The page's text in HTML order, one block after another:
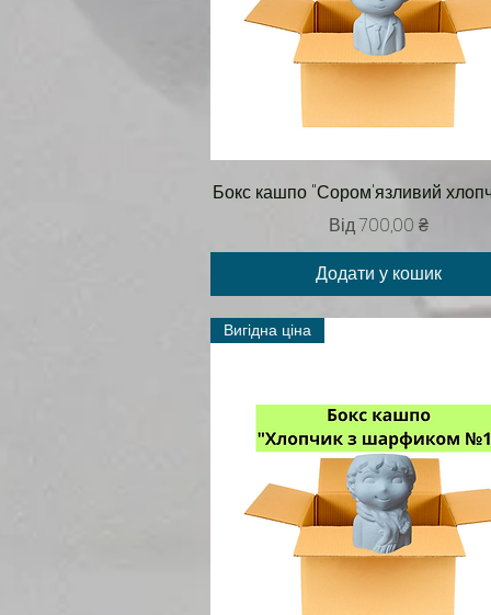
Швидкий перегляд
Бокс кашпо "Сором'язливий
Від700,00 ₴
За розпродажем
Додати у кошик
Вигідна ціна